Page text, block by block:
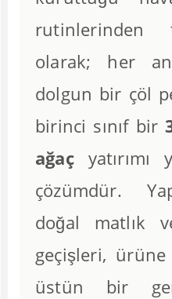
rutinlerinden
olarak; her
dolgun bir çöl
birinci sınıf bir
ağaçyatırımı
çözümdür.
doğal matlık
geçişleri,
üstün bir